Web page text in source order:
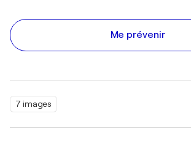
7 images
Me prévenir